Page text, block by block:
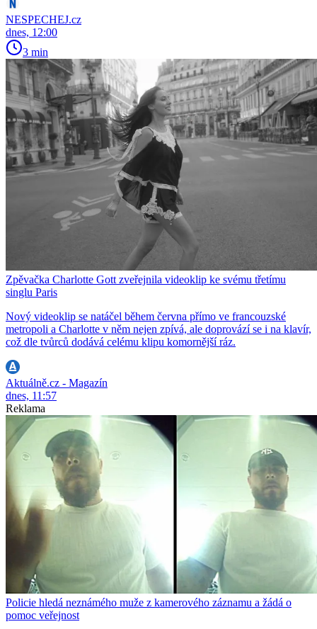
NESPECHEJ.cz
dnes, 12:00
3 min
Zpěvačka Charlotte Gott zveřejnila videoklip ke svému třetímu
singlu Paris
Nový videoklip se natáčel během června přímo ve francouzské
metropoli a Charlotte v něm nejen zpívá, ale doprovází se i na klavír,
což dle tvůrců dodává celému klipu komornější ráz.
Aktuálně.cz - Magazín
dnes, 11:57
Reklama
Policie hledá neznámého muže z kamerového záznamu a žádá o
pomoc veřejnost